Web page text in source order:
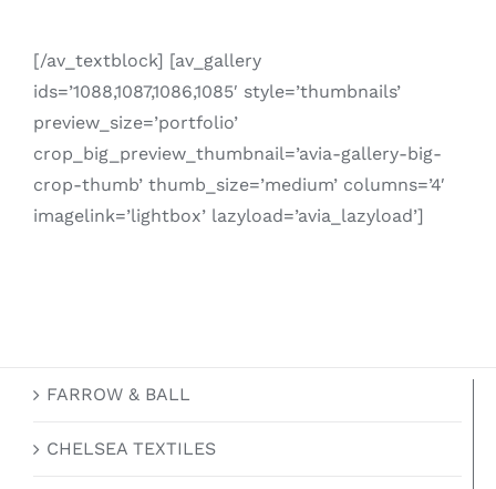
[/av_textblock] [av_gallery
ids=’1088,1087,1086,1085′ style=’thumbnails’
preview_size=’portfolio’
crop_big_preview_thumbnail=’avia-gallery-big-
crop-thumb’ thumb_size=’medium’ columns=’4′
imagelink=’lightbox’ lazyload=’avia_lazyload’]
FARROW & BALL
CHELSEA TEXTILES